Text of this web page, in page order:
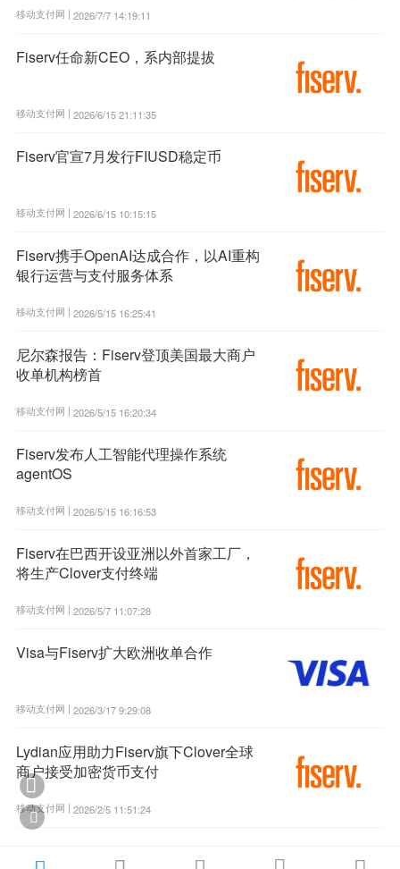
移动支付网 | 2026/7/7 14:19:11
Fiserv任命新CEO，系内部提拔
移动支付网 | 2026/6/15 21:11:35
Fiserv官宣7月发行FIUSD稳定币
移动支付网 | 2026/6/15 10:15:15
Fiserv携手OpenAI达成合作，以AI重构
银行运营与支付服务体系
移动支付网 | 2026/5/15 16:25:41
尼尔森报告：Fiserv登顶美国最大商户
收单机构榜首
移动支付网 | 2026/5/15 16:20:34
Fiserv发布人工智能代理操作系统
agentOS
移动支付网 | 2026/5/15 16:16:53
Fiserv在巴西开设亚洲以外首家工厂，
将生产Clover支付终端
移动支付网 | 2026/5/7 11:07:28
Visa与Fiserv扩大欧洲收单合作
移动支付网 | 2026/3/17 9:29:08
Lydian应用助力Fiserv旗下Clover全球
商户接受加密货币支付
移动支付网 | 2026/2/5 11:51:24

